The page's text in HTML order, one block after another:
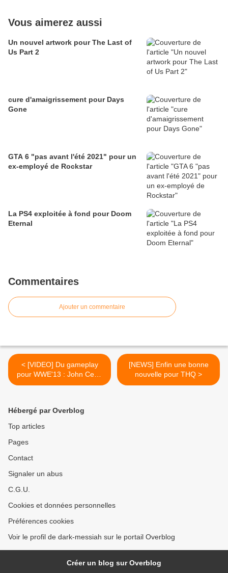
Vous aimerez aussi
Un nouvel artwork pour The Last of
Us Part 2
cure d'amaigrissement pour Days
Gone
GTA 6 "pas avant l'été 2021" pour un
ex-employé de Rockstar
La PS4 exploitée à fond pour Doom
Eternal
Commentaires
Ajouter un commentaire
< [VIDEO] Du gameplay
pour WWE'13 : John Cena
VS Stone Cold Steve Austin
[NEWS] Enfin une bonne
nouvelle pour THQ >
Hébergé par Overblog
Top articles
Pages
Contact
Signaler un abus
C.G.U.
Cookies et données personnelles
Préférences cookies
Voir le profil de dark-messiah sur le portail Overblog
Créer un blog sur Overblog